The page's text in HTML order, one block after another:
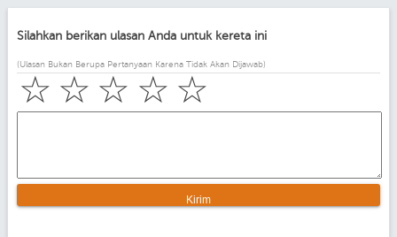
Silahkan berikan ulasan Anda untuk kereta ini
(Ulasan Bukan Berupa Pertanyaan Karena Tidak Akan Dijawab)
☆
☆
☆
☆
☆